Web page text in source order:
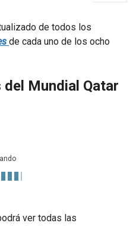
de todos los
de cada uno de los ocho
Mundial Qatar
ver todas las